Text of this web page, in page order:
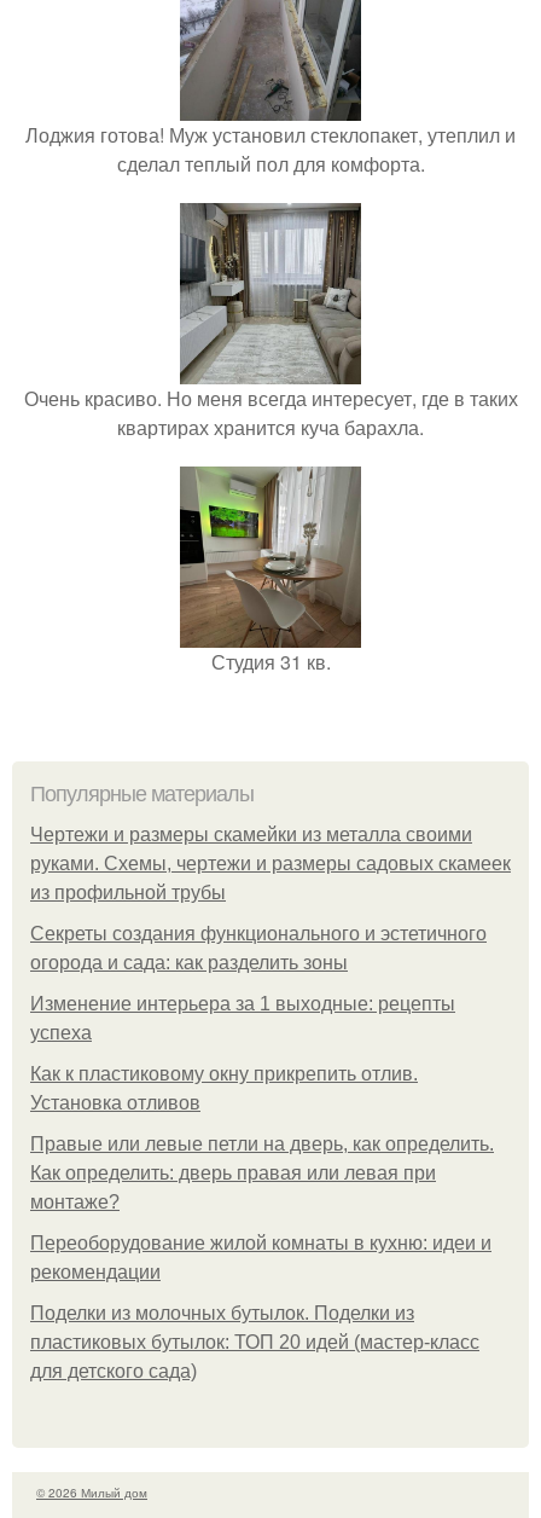
Лоджия готова! Муж установил стеклопакет, утеплил и
сделал теплый пол для комфорта.
Очень красиво. Но меня всегда интересует, где в таких
квартирах хранится куча барахла.
Студия 31 кв.
Популярные материалы
Чертежи и размеры скамейки из металла своими
руками. Схемы, чертежи и размеры садовых скамеек
из профильной трубы
Секреты создания функционального и эстетичного
огорода и сада: как разделить зоны
Изменение интерьера за 1 выходные: рецепты
успеха
Как к пластиковому окну прикрепить отлив.
Установка отливов
Правые или левые петли на дверь, как определить.
Как определить: дверь правая или левая при
монтаже?
Переоборудование жилой комнаты в кухню: идеи и
рекомендации
Поделки из молочных бутылок. Поделки из
пластиковых бутылок: ТОП 20 идей (мастер-класс
для детского сада)
© 2026 Милый дом